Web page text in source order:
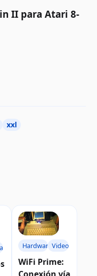
II para Atari 8-
xxl
HardwareVideo
WiFi Prime: